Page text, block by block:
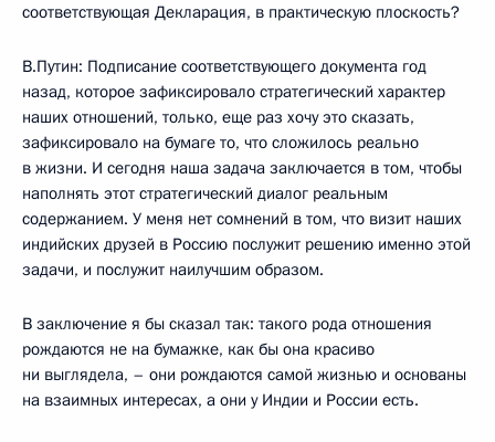
соответствующая Декларация, в практическую плоскость?
В.Путин: Подписание соответствующего документа год
назад, которое зафиксировало стратегический характер
наших отношений, только, еще раз хочу это сказать,
зафиксировало на бумаге то, что сложилось реально
в жизни. И сегодня наша задача заключается в том, чтобы
наполнять этот стратегический диалог реальным
содержанием. У меня нет сомнений в том, что визит наших
индийских друзей в Россию послужит решению именно этой
задачи, и послужит наилучшим образом.
В заключение я бы сказал так: такого рода отношения
рождаются не на бумажке, как бы она красиво
ни выглядела, – они рождаются самой жизнью и основаны
на взаимных интересах, а они у Индии и России есть.